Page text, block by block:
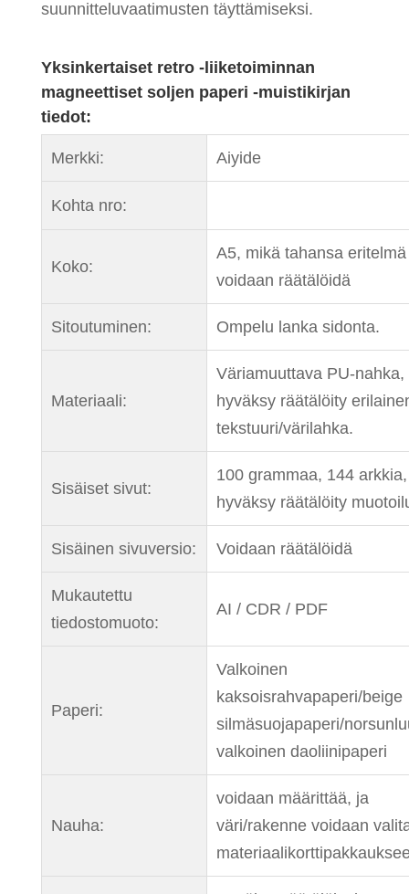
suunnitteluvaatimusten täyttämiseksi.
Yksinkertaiset retro -liiketoiminnan
magneettiset soljen paperi -muistikirjan
tiedot:
Merkki: Aiyide
Kohta nro:
Koko:
A5, mikä tahansa eritelmä
voidaan räätälöidä
Sitoutuminen: Ompelu lanka sidonta.
Materiaali:
Väriamuuttava PU-nahka,
hyväksy räätälöity
tekstuuri/värilahka.
Sisäiset sivut:
100 grammaa, 144 arkkia,
hyväksy räätälöity
Sisäinen sivuversio: Voidaan räätälöidä
Mukautettu
tiedostomuoto:
AI / CDR / PDF
Paperi:
Valkoinen
kaksoisrahvapaperi/beige
silmäsuojapaperi/
valkoinen daoliinipaperi
Nauha:
voidaan määrittää, ja
väri/rakenne voidaan